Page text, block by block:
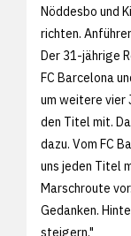
Nöddesbo und
richten.
Der 31-jährige
FC Barcelona
um weitere vier
den Titel mit.
dazu. Vom FC
uns jeden Titel
Marschroute
Gedanken.
steigern."